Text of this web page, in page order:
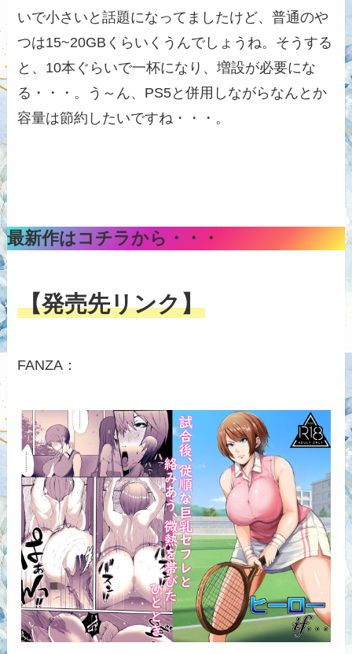
いで小さいと話題になってましたけど、普通のや
つは15~20GBくらいくうんでしょうね。そうする
と、10本ぐらいで一杯になり、増設が必要にな
る・・・。う～ん、PS5と併用しながらなんとか
容量は節約したいですね・・・。
最新作はコチラから・・・
【発売先リンク】
FANZA：